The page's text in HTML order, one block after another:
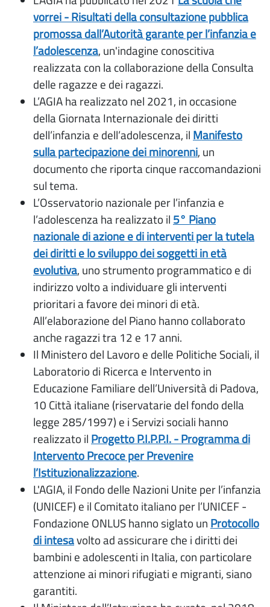
vorrei - Risultati della consultazione pubblica
promossa dall’Autorità garante per l’infanzia e
l’adolescenza, un'indagine conoscitiva
realizzata con la collaborazione della Consulta
delle ragazze e dei ragazzi.
L’AGIA ha realizzato nel 2021, in occasione
della Giornata Internazionale dei diritti
dell’infanzia e dell’adolescenza, il Manifesto
sulla partecipazione dei minorenni, un
documento che riporta cinque raccomandazioni
sul tema.
L’Osservatorio nazionale per l’infanzia e
l’adolescenza ha realizzato il 5° Piano
nazionale di azione e di interventi per la tutela
dei diritti e lo sviluppo dei soggetti in età
evolutiva, uno strumento programmatico e di
indirizzo volto a individuare gli interventi
prioritari a favore dei minori di età.
All’elaborazione del Piano hanno collaborato
anche ragazzi tra 12 e 17 anni.
Il Ministero del Lavoro e delle Politiche Sociali, il
Laboratorio di Ricerca e Intervento in
Educazione Familiare dell’Università di Padova,
10 Città italiane (riservatarie del fondo della
legge 285/1997) e i Servizi sociali hanno
realizzato il Progetto P.I.P.P.I. - Programma di
Intervento Precoce per Prevenire
l’Istituzionalizzazione.
L'AGIA, il Fondo delle Nazioni Unite per l’infanzia
(UNICEF) e il Comitato italiano per l’UNICEF -
Fondazione ONLUS hanno siglato un Protocollo
di intesavolto ad assicurare che i diritti dei
bambini e adolescenti in Italia, con particolare
attenzione ai minori rifugiati e migranti, siano
garantiti.